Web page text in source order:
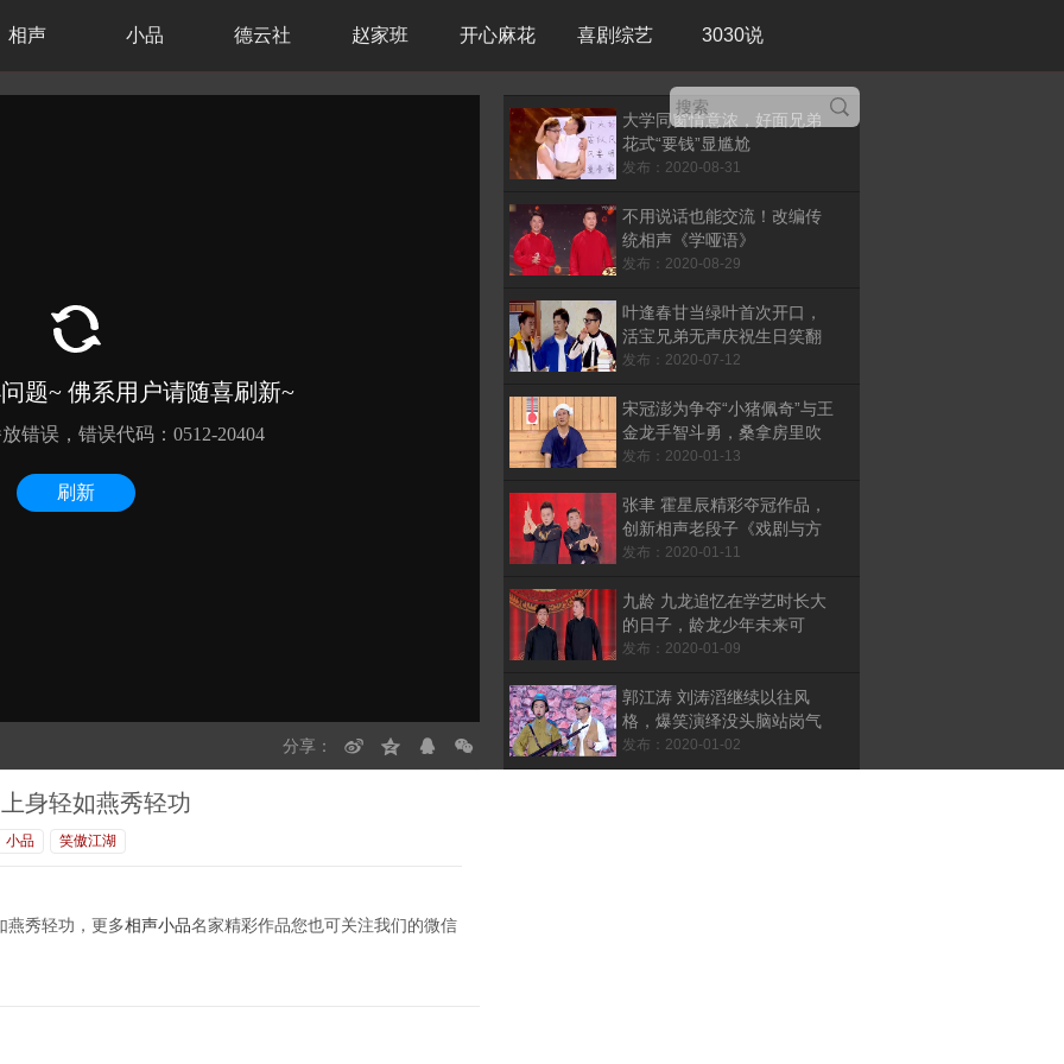
相声 小品 德云社 赵家班 开心麻花 喜剧综艺 3030说
分享：
大学同窗情意浓，好面兄弟
花式“要钱”显尴尬
发布：2020-08-31
不用说话也能交流！改编传
统相声《学哑语》
发布：2020-08-29
叶逢春甘当绿叶首次开口，
活宝兄弟无声庆祝生日笑翻
全场
发布：2020-07-12
宋冠澎为争夺“小猪佩奇”与王
金龙手智斗勇，桑拿房里吹
唢呐吹晕自己
发布：2020-01-13
张聿 霍星辰精彩夺冠作品，
创新相声老段子《戏剧与方
言》国际版
发布：2020-01-11
九龄 九龙追忆在学艺时长大
的日子，龄龙少年未来可
期，一曲说唱掌声满堂
发布：2020-01-09
郭江涛 刘涛滔继续以往风
格，爆笑演绎没头脑站岗气
疯战友
发布：2020-01-02
身轻如燕秀轻功
小品 笑傲江湖
燕秀轻功，更多相声小品名家精彩作品您也可关注我们的微信